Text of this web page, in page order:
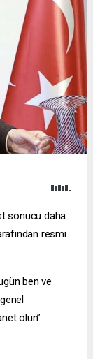
sonucu daha
resmi
ben ve
olun”